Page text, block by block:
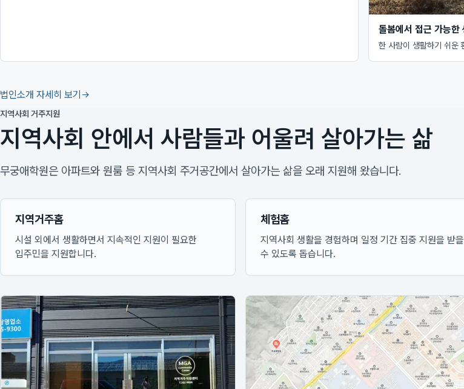
돌봄에서 접근 가능한
한 사람이 생활하기 쉬운
법인소개 자세히 보기
지역사회 거주지원
지역사회 안에서 사람들과 어울려 살아가는 삶
무궁애학원은 아파트와 원룸 등 지역사회 주거공간에서 살아가는 삶을 오래 지원해 왔습니다.
지역거주홈
시설 외에서 생활하면서 지속적인 지원이 필요한
입주민을 지원합니다.
체험홈
지역사회 생활을 경험하며 일정 기간 집중 지원을 받을
수 있도록 돕습니다.